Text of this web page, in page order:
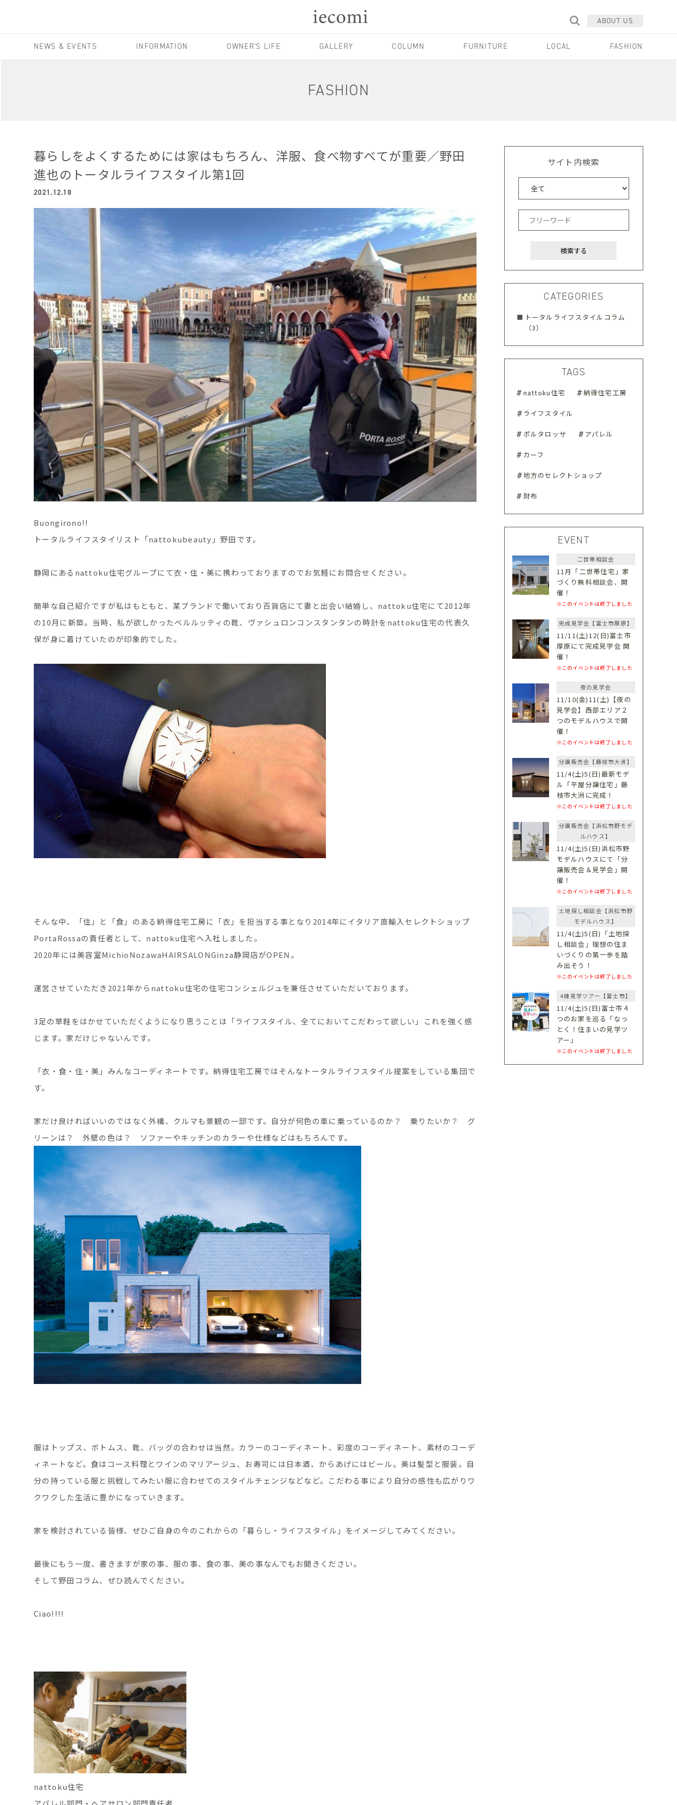
ABOUT US
NEWS & EVENTS INFORMATION OWNER'S LIFE GALLERY COLUMN FURNITURE LOCAL FASHION
FASHION
暮らしをよくするためには家はもちろん、洋服、食べ物すべてが重要／野田
進也のトータルライフスタイル第1回
2021.12.18
Buongirono!!
トータルライフスタイリスト「nattokubeauty」野田です。
静岡にあるnattoku住宅グループにて衣・住・美に携わっておりますのでお気軽にお問合せください。
簡単な自己紹介ですが私はもともと、某ブランドで働いており百貨店にて妻と出会い結婚し、nattoku住宅にて2012年
の10月に新築。当時、私が欲しかったベルルッティの靴、ヴァシュロンコンスタンタンの時計をnattoku住宅の代表久
保が身に着けていたのが印象的でした。
そんな中、「住」と「食」のある納得住宅工房に「衣」を担当する事となり2014年にイタリア直輸入セレクトショップ
PortaRossaの責任者として、nattoku住宅へ入社しました。
2020年には美容室MichioNozawaHAIRSALONGinza静岡店がOPEN。
運営させていただき2021年からnattoku住宅の住宅コンシェルジュを兼任させていただいております。
3足の草鞋をはかせていただくようになり思うことは「ライフスタイル、全てにおいてこだわって欲しい」これを強く感
じます。家だけじゃないんです。
「衣・食・住・美」みんなコーディネートです。納得住宅工房ではそんなトータルライフスタイル提案をしている集団で
す。
家だけ良ければいいのではなく外構、クルマも景観の一部です。自分が何色の車に乗っているのか？ 乗りたいか？ グ
リーンは？ 外壁の色は？ ソファーやキッチンのカラーや仕様などはもちろんです。
服はトップス、ボトムス、靴、バッグの合わせは当然。カラーのコーディネート、彩度のコーディネート、素材のコーデ
ィネートなど。食はコース料理とワインのマリアージュ、お寿司には日本酒、からあげにはビール。美は髪型と服装。自
分の持っている服と挑戦してみたい服に合わせてのスタイルチェンジなどなど。こだわる事により自分の感性も広がりワ
クワクした生活に豊かになっていきます。
家を検討されている皆様、ぜひご自身の今のこれからの「暮らし・ライフスタイル」をイメージしてみてください。
最後にもう一度、書きますが家の事、服の事、食の事、美の事なんでもお聞きください。
そして野田コラム、ぜひ読んでください。
Ciao!!!!
nattoku住宅
サイト内検索
CATEGORIES
トータルライフスタイルコラム
（3）
TAGS
nattoku住宅 納得住宅工房
ライフスタイル
ポルタロッサ アパレル
カーフ
地方のセレクトショップ
財布
EVENT
二世帯相談会
11月「二世帯住宅」家
づくり無料相談会、開
催！
※このイベントは終了しました
完成見学会【富士市厚原】
11/11(土)12(日)富士市
厚原にて完成見学会 開
催！
※このイベントは終了しました
夜の見学会
11/10(金)11(土)【夜の
見学会】西部エリア２
つのモデルハウスで開
催！
※このイベントは終了しました
分譲販売会【藤枝市大洲】
11/4(土)5(日)最新モデ
ル「平屋分譲住宅」藤
枝市大洲に完成！
※このイベントは終了しました
分譲販売会【浜松市野モデ
ルハウス】
11/4(土)5(日)浜松市野
モデルハウスにて「分
譲販売会＆見学会」開
催！
※このイベントは終了しました
土地探し相談会【浜松市野
モデルハウス】
11/4(土)5(日)「土地探
し相談会」理想の住ま
いづくりの第一歩を踏
み出そう！
※このイベントは終了しました
4棟見学ツアー【富士市】
11/4(土)5(日)富士市４
つのお家を巡る「なっ
とく！住まいの見学ツ
アー」
※このイベントは終了しました